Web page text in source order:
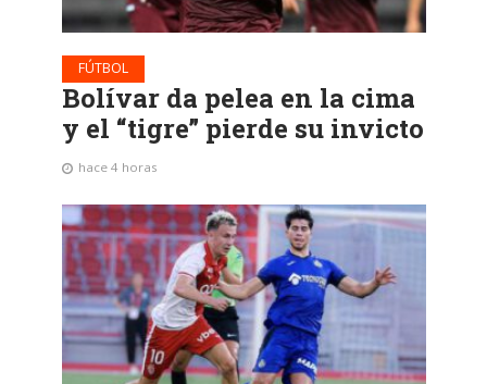
FÚTBOL
Bolívar da pelea en la cima
y el “tigre” pierde su invicto
hace 4 horas